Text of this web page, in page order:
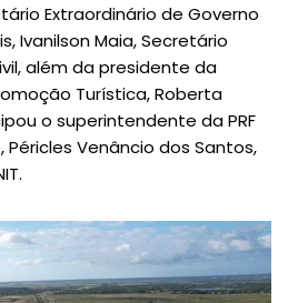
Extraordinário de Governo
Ivanilson Maia, Secretário
além da presidente da
Turística, Roberta
o superintendente da PRF
Péricles Venâncio dos Santos,